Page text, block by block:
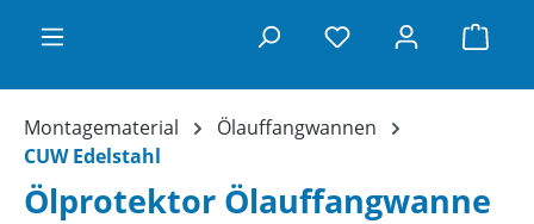
Montagematerial
Ölauffangwannen
CUW Edelstahl
Ölprotektor Ölauffangwanne